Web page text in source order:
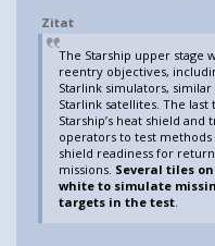
Zitat
The Starship upper stage
reentry objectives,
Starlink simulators,
Starlink satellites. The
Starship’s heat shield
operators to test methods
shield readiness for
missions. Several tiles
white to simulate
targets in the test.